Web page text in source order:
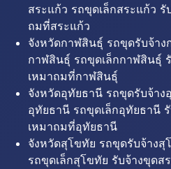
สระแก้ว รถขุดเล็กสระแก้ว
ถมที่สระแก้ว
จังหวัดกาฬสินธุ์ รถขุดรับจ้า
กาฬสินธุ์ รถขุดเล็กกาฬสินธุ์
เหมาถมที่กาฬสินธุ์
จังหวัดอุทัยธานี รถขุดรับจ้าง
อุทัยธานี รถขุดเล็กอุทัยธานี
เหมาถมที่อุทัยธานี
จังหวัดสุโขทัย รถขุดรับจ้าง
รถขุดเล็กสุโขทัย รับจ้างขุดส